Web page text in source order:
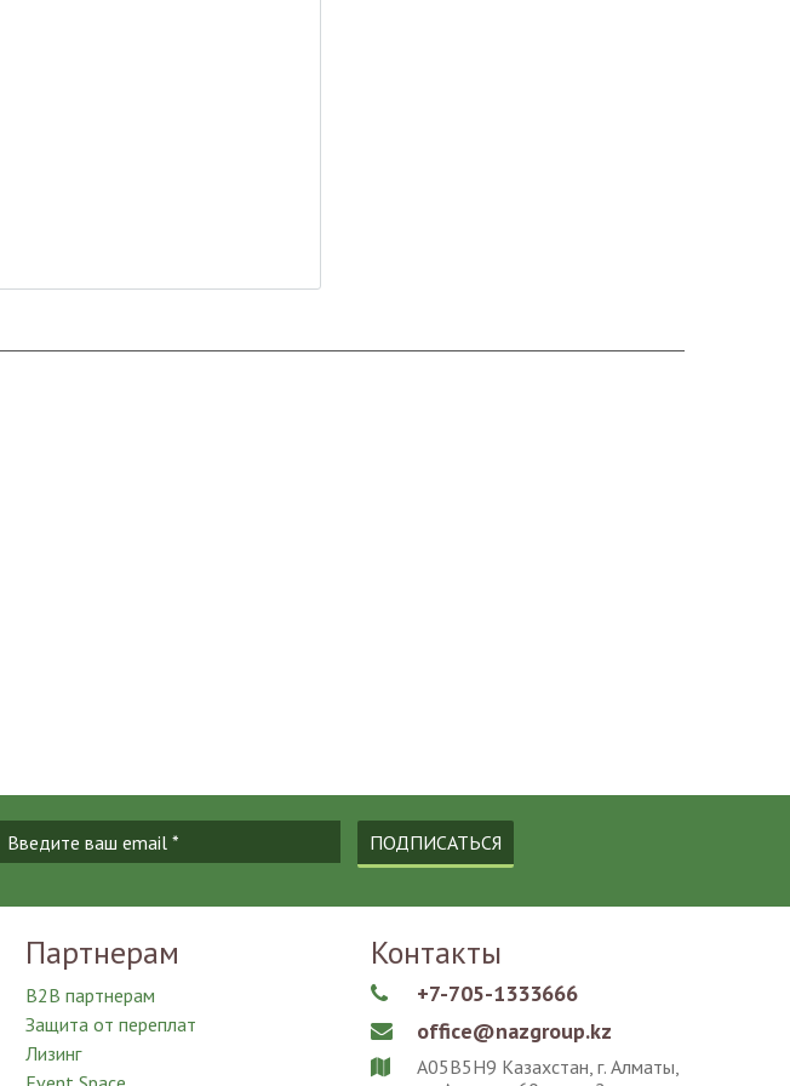
ПОДПИСАТЬСЯ
Партнерам
B2B партнерам
Защита от переплат
Лизинг
Контакты
 +7-705-1333666
 office@nazgroup.kz

A05B5H9 Казахстан, г. Алматы,